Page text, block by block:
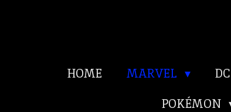
HOME MARVEL DC
POKÉMON